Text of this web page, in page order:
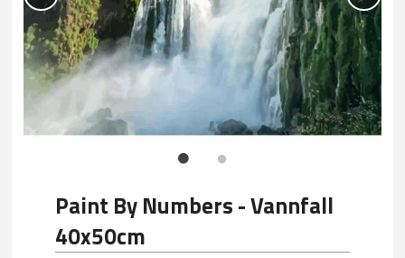
Paint By Numbers - Vannfall
40x50cm